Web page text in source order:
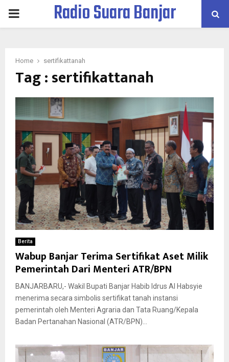
PRIMARYRadio Suara Banjar
Home sertifikattanah
Tag : sertifikattanah
Berita
Wabup Banjar Terima Sertifikat Aset Milik
Pemerintah Dari Menteri ATR/BPN
BANJARBARU,- Wakil Bupati Banjar Habib Idrus Al Habsyie
menerima secara simbolis sertifikat tanah instansi
pemerintah oleh Menteri Agraria dan Tata Ruang/Kepala
Badan Pertanahan Nasional (ATR/BPN)...